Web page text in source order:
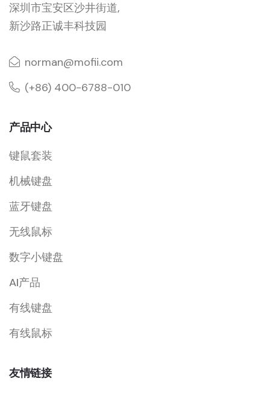
深圳市宝安区沙井街道,
新沙路正诚丰科技园
norman@mofii.com
(+86) 400-6788-010
产品中心
键鼠套装
机械键盘
蓝牙键盘
无线鼠标
数字小键盘
AI产品
有线键盘
有线鼠标
友情链接